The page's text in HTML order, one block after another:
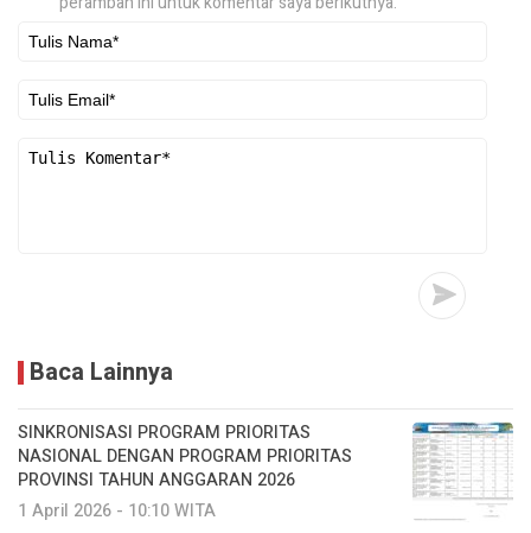
Baca Lainnya
SINKRONISASI PROGRAM PRIORITAS
NASIONAL DENGAN PROGRAM PRIORITAS
PROVINSI TAHUN ANGGARAN 2026
1 April 2026 - 10:10 WITA